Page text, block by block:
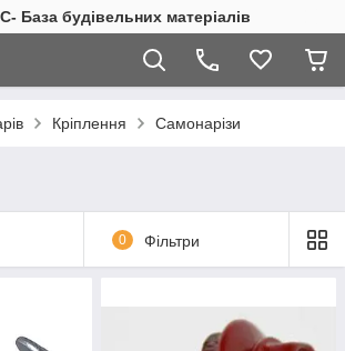
будівельних матеріалів
Кріплення Самонарізи
0 Фільтри